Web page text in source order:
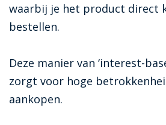
waarbij je het product direct
bestellen.
Deze manier van ‘interest-
zorgt voor hoge
aankopen.